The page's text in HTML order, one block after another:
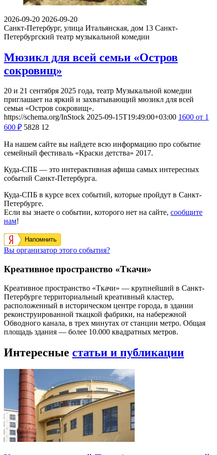
2026-09-20 2026-09-20
Санкт-Петербург, улица Итальянская, дом 13 Санкт-
Петербургский театр музыкальной комедии
Мюзикл для всей семьи «Остров
сокровищ»
20 и 21 сентября 2025 года, театр Музыкальной комедии
приглашает на яркий и захватывающий мюзикл для всей
семьи «Остров сокровищ».
https://schema.org/InStock 2025-09-15T19:49:00+03:00 1600 от 1
600 ₽ 5828 12
На нашем сайте вы найдете всю информацию про событие
семейный фестиваль «Краски детства» 2017.
Куда-СПБ — это интерактивная афиша самых интересных
событий Санкт-Петербурга.
Куда-СПБ в курсе всех событий, которые пройдут в Санкт-
Петербурге.
Если вы знаете о событии, которого нет на сайте, сообщите
нам!
Напомнить
Вы организатор этого события?
Креативное пространство «Ткачи»
Креативное пространство «Ткачи» — крупнейший в Санкт-
Петербурге территориальный креативный кластер,
расположенный в историческом центре города, в здании
реконструированной ткацкой фабрики, на набережной
Обводного канала, в трех минутах от станции метро. Общая
площадь здания — более 10.000 квадратных метров.
Интересные статьи и публикации